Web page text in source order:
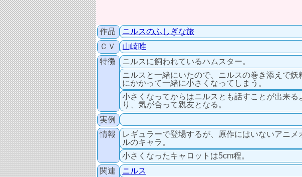
作品
ニルスのふしぎな旅
ＣＶ
山崎唯
特徴
ニルスに飼われているハムスター。
ニルスと一緒にいたので、ニルスの巻き添えで妖
にかかって一緒に小さくなってしまう。
小さくなってからはニルスとも話すことが出来る
り、気が合って親友となる。
実例
情報
レギュラーで登場するが、原作にはいないアニメ
ルのキャラ。
小さくなったキャロットは5cm程。
関連
ニルス